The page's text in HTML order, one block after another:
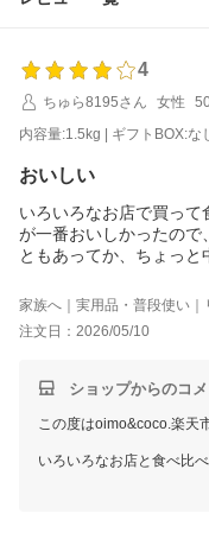
4
ちゅら8195さん
女性
内容量:1.5kg | ギフトBOX:な
おいしい
いろいろなお店で買っ
が一番おいしかったので
ともあってか、ちょっと
あっという間に食べてし
おうと思います。いつも
家族へ｜実用品・普段使い｜
注文日：2026/05/10
ショップからのコ
この度はoimo&coco.楽天
いろいろなお店と食べ比
もご購入いただいている